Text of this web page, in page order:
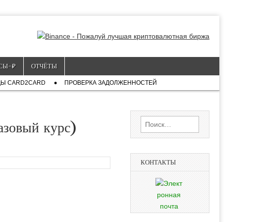
₽ ОТЧЁТЫ
CARD2CARD ПРОВЕРКА ЗАДОЛЖЕННОСТЕЙ
курс) Найти:
КОНТАКТЫ